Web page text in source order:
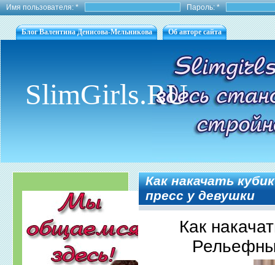
Имя пользователя:* Пароль:*
Блог Валентина Денисова-Мельникова Об авторе сайта
SlimGirls.RU
Как накачать
пресс у девушки
Как